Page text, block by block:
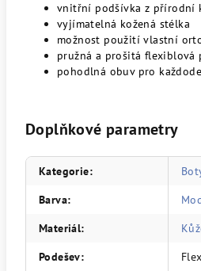
vnitřní podšívka z přírodní
vyjímatelná kožená stélka
možnost použití vlastní
pružná a prošitá flexiblová
pohodlná obuv pro
Doplňkové parametry
Kategorie:
Barva:
Materiál:
Podešev: